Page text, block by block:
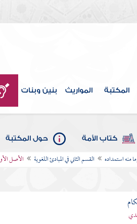
المكتبة المواريث بنين وبنات
كتاب الأمة حول المكتبة
منه استمداده القسم الثاني في المبادئ اللغوية الأصل